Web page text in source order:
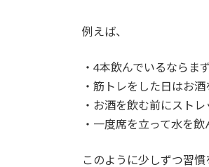
例えば、
・4本飲んでいるならま
・筋トレをした日はお
・お酒を飲む前にスト
・一度席を立って水を飲
このように少しずつ習